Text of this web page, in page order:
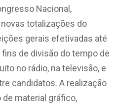
Nacional,
totalizações do
gerais efetivadas até
de divisão do tempo de
no rádio, na televisão, e
candidatos. A realização
material gráfico,